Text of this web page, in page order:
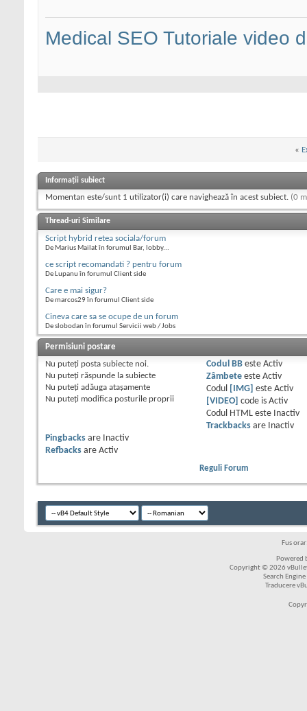
Medical SEO Tutoriale video
«
Informații subiect
Momentan este/sunt 1 utilizator(i) care navighează în acest subiect. (0
Thread-uri Similare
Script hybrid retea sociala/forum
De Marius Mailat în forumul Bar, lobby...
ce script recomandati ? pentru forum
De Lupanu în forumul Client side
Care e mai sigur?
De marcos29 în forumul Client side
Cineva care sa se ocupe de un forum
De slobodan în forumul Servicii web / Jobs
Permisiuni postare
Nu puteţi posta subiecte noi.
Nu puteţi răspunde la subiecte
Nu puteţi adăuga ataşamente
Nu puteţi modifica posturile proprii
Codul BBeste Activ
Zâmbeteeste Activ
Codul
[IMG] este Activ
[VIDEO] code is Activ
Codul HTML este
Inactiv
Trackbacksare
Inactiv
Pingbacks are
Inactiv
Refbacks are Activ
Reguli Forum
Fus
Powered
Copyright © 2026
Search
Traducere